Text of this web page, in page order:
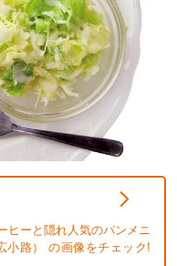
ヒーと隠れ人気のパンメニ
小路） の画像をチェック!